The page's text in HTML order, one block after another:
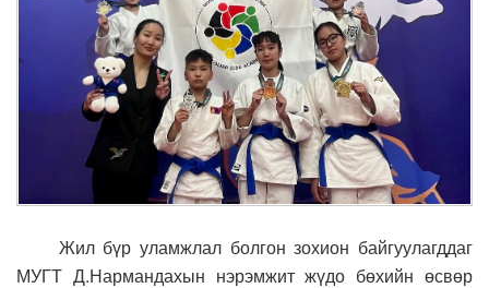
Жил бүр уламжлал болгон зохион байгуулагддаг
МУГТ Д.Нармандахын нэрэмжит жүдо бөхийн өсвөр